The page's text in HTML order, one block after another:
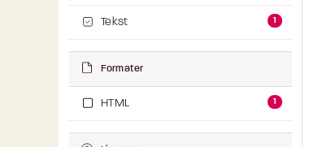
Tekst 1
Formater
HTML 1